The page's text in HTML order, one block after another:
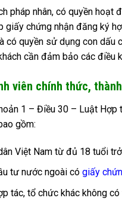
pháp nhân, có quyền
giấy chứng nhận đăng ký
có quyền sử dụng con dấu
cần đảm bảo các điều
viên chính thức,
1 – Điều 30 – Luật Hợp
gồm:
Việt Nam từ đủ 18 tuổi
tư nước ngoài có giấy
tác, tổ chức khác không